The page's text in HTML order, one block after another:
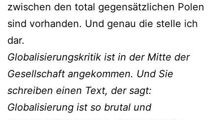
zwischen den total gegensätzlichen Polen
sind vorhanden. Und genau die stelle ich
dar.
Globalisierungskritik ist in der Mitte der
Gesellschaft angekommen. Und Sie
schreiben einen Text, der sagt:
Globalisierung ist so brutal und